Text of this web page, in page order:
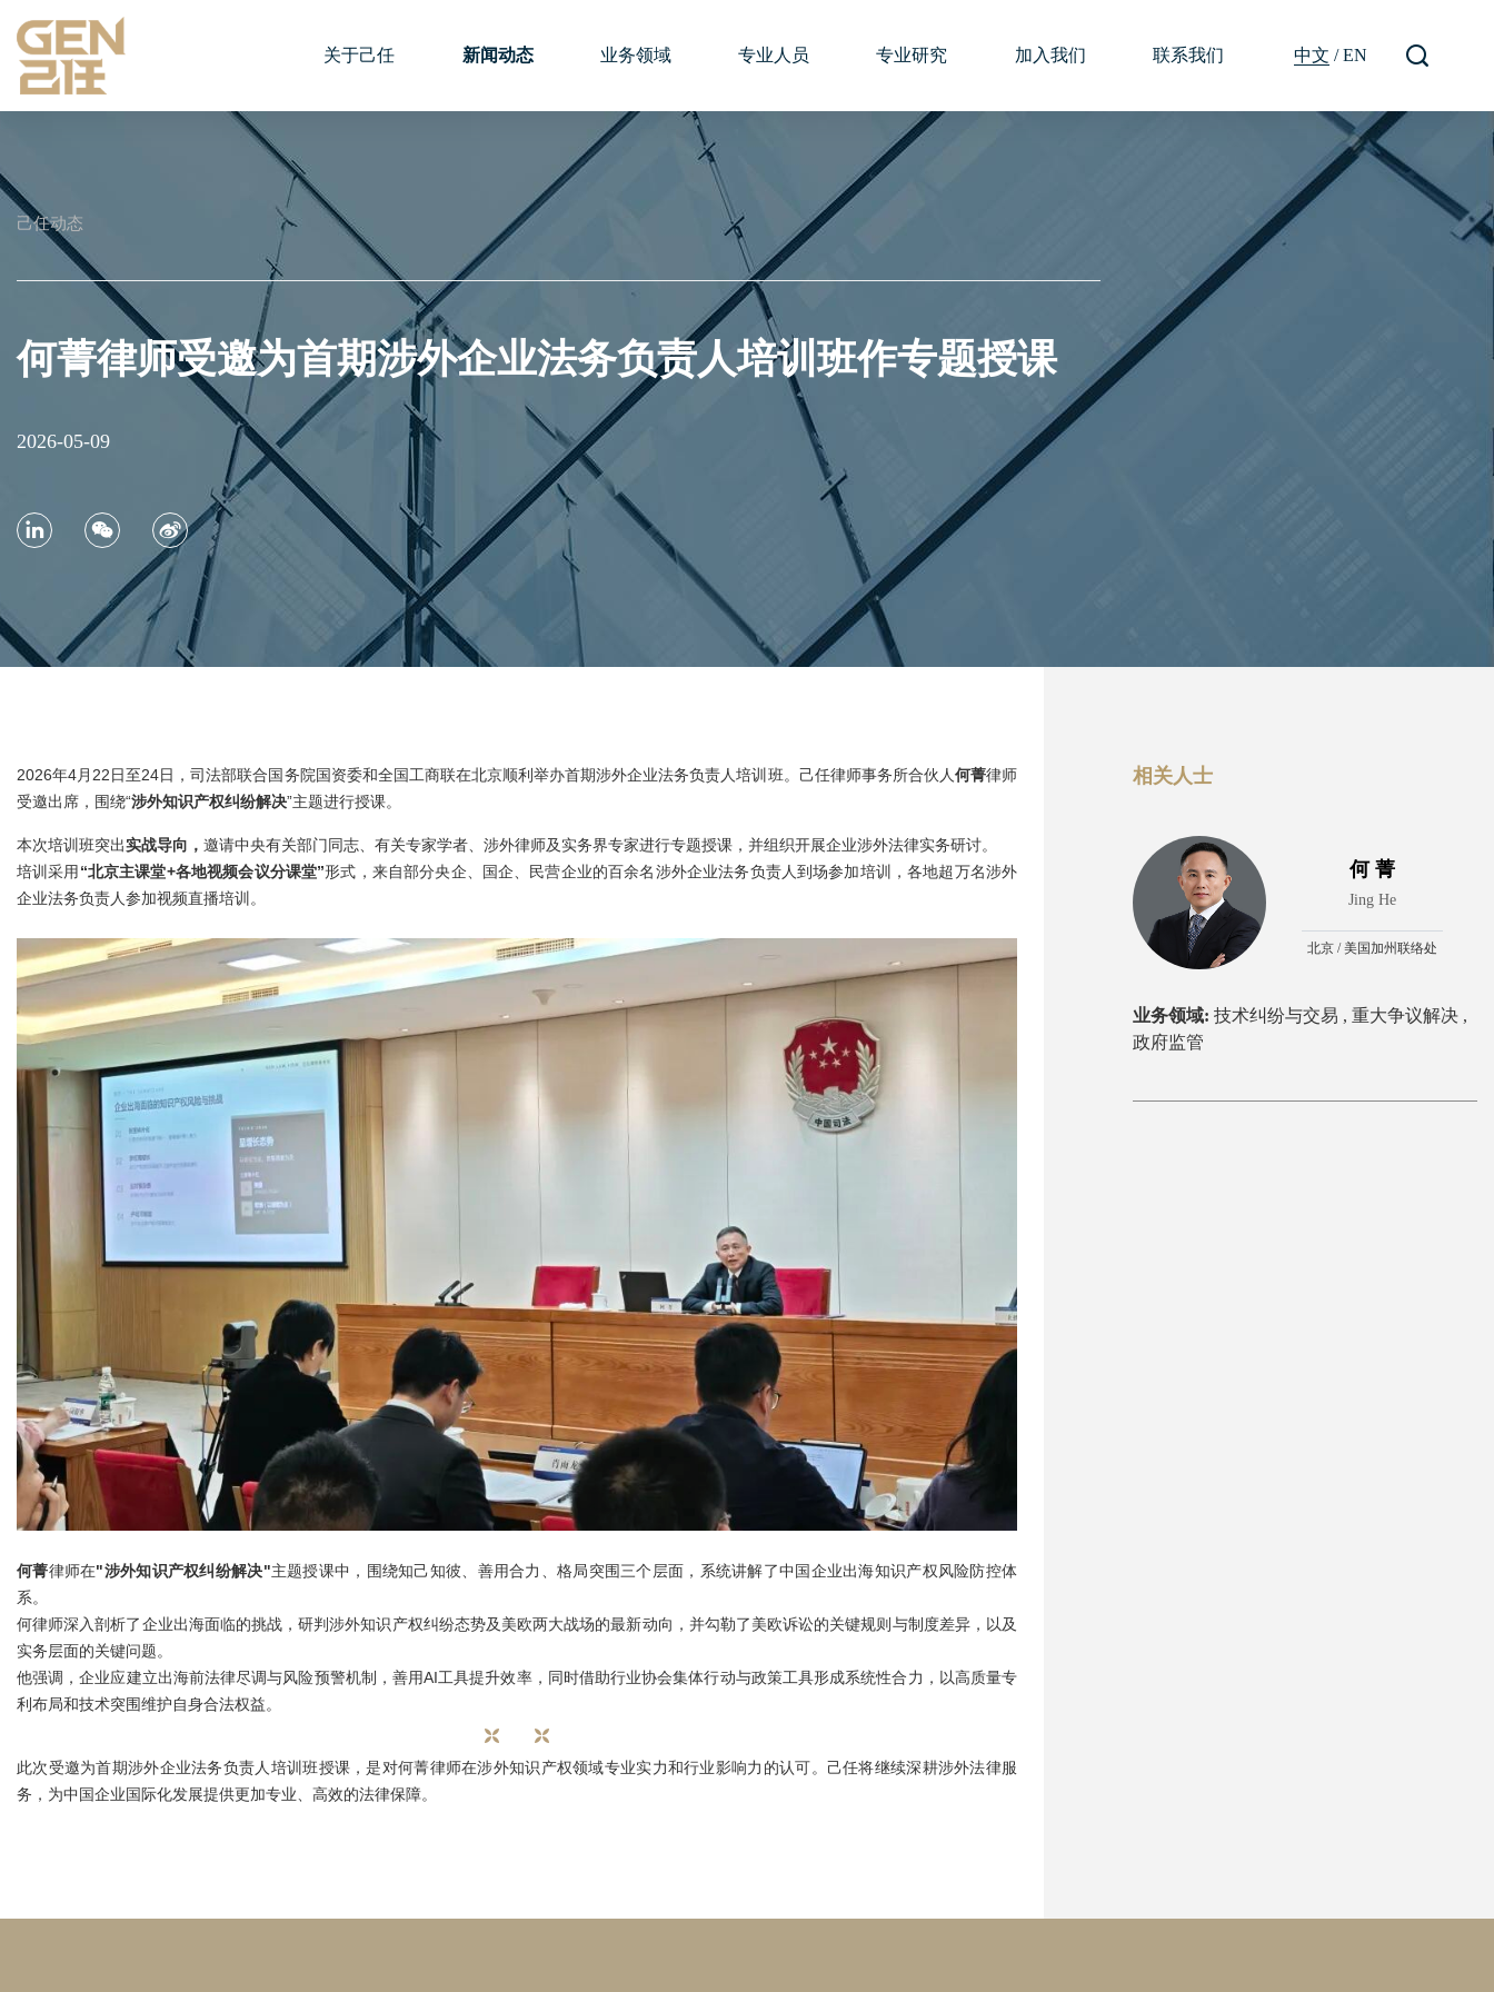
关于己任 新闻动态 业务领域 专业人员 专业研究 加入我们 联系我们 中文 /EN
己任动态
何菁律师受邀为首期涉外企业法务负责人培训班作专题授课
2026-05-09
2026年4月22日至24日，司法部联合国务院国资委和全国工商联在北京顺利举办首期涉外企业法务负责人培训班。己任律师事务所合伙人何菁律师
受邀出席，围绕“涉外知识产权纠纷解决”主题进行授课。
本次培训班突出实战导向， 邀请中央有关部门同志、有关专家学者、涉外律师及实务界专家进行专题授课，并组织开展企业涉外法律实务研讨。
培训采用 “北京主课堂+各地视频会议分课堂”形式，来自部分央企、国企、民营企业的百余名涉外企业法务负责人到场参加培训，各地超万名涉外
企业法务负责人参加视频直播培训。
何菁律师在"涉外知识产权纠纷解决"主题授课中，围绕知己知彼、善用合力、格局突围三个层面，系统讲解了中国企业出海知识产权风险防控体
系。
何律师深入剖析了企业出海面临的挑战，研判涉外知识产权纠纷态势及美欧两大战场的最新动向，并勾勒了美欧诉讼的关键规则与制度差异，以及
实务层面的关键问题。
他强调，企业应建立出海前法律尽调与风险预警机制，善用AI工具提升效率，同时借助行业协会集体行动与政策工具形成系统性合力，以高质量专
利布局和技术突围维护自身合法权益。
此次受邀为首期涉外企业法务负责人培训班授课，是对何菁律师在涉外知识产权领域专业实力和行业影响力的认可。己任将继续深耕涉外法律服
务，为中国企业国际化发展提供更加专业、高效的法律保障。
相关人士
何 菁
Jing He
北京 / 美国加州联络处
业务领域: 技术纠纷与交易 , 重大争议解决 ,
政府监管